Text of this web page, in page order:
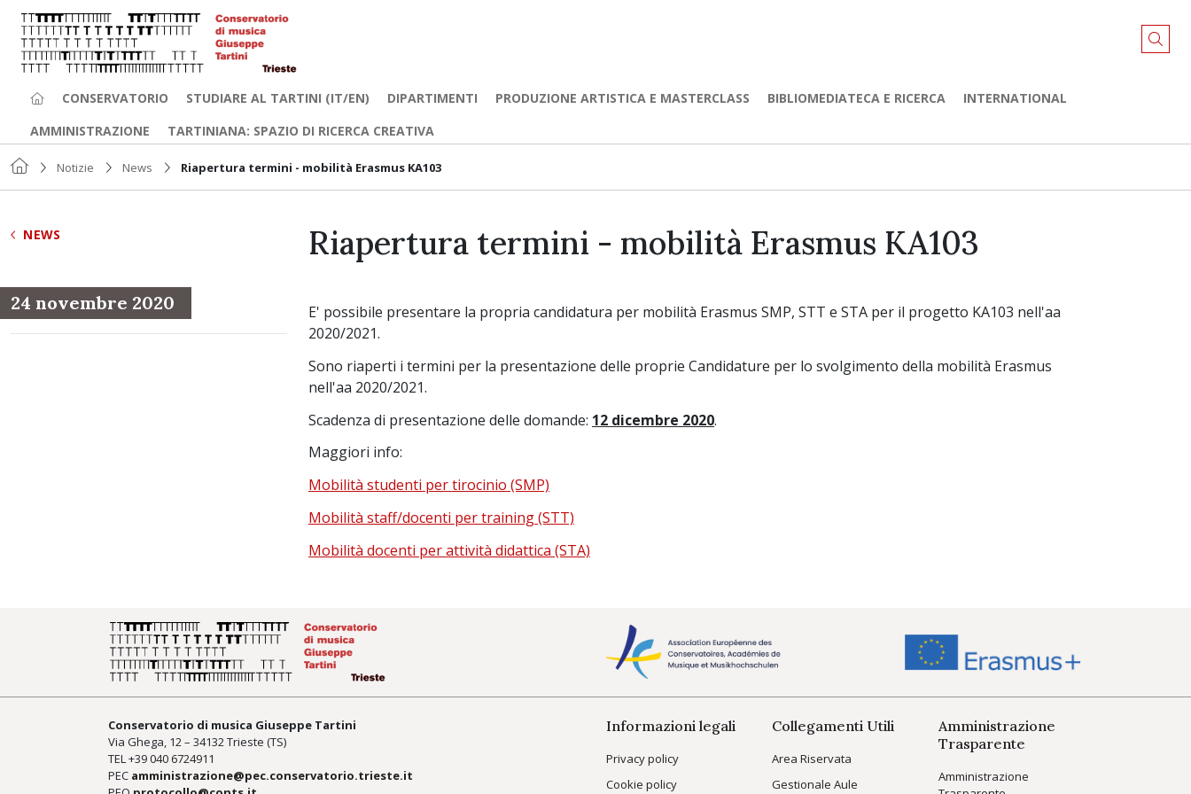
CONSERVATORIO STUDIARE AL TARTINI (IT/EN) DIPARTIMENTI PRODUZIONE ARTISTICA E MASTERCLASS BIBLIOMEDIATECA E RICERCA
INTERNATIONAL
AMMINISTRAZIONE
TARTINIANA: SPAZIO DI RICERCA CREATIVA
Notizie News Riapertura termini - mobilità Erasmus KA103
NEWS
24 novembre 2020
Riapertura termini - mobilità Erasmus KA103
E' possibile presentare la propria candidatura per mobilità Erasmus SMP, STT e STA per il progetto KA103 nell'aa
2020/2021.
Sono riaperti i termini per la presentazione delle proprie Candidature per lo svolgimento della mobilità Erasmus
nell'aa 2020/2021.
Scadenza di presentazione delle domande: 12 dicembre 2020.
Maggiori info:
Mobilità studenti per tirocinio (SMP)
Mobilità staff/docenti per training (STT)
Mobilità docenti per attività didattica (STA)
Conservatorio di musica Giuseppe Tartini
Via Ghega, 12 – 34132 Trieste (TS)
TEL +39040 6724911
PEC amministrazione@pec.conservatorio.trieste.it
Informazioni legali
Privacy policy
Cookie policy
Collegamenti Utili
Area Riservata
Gestionale Aule
Amministrazione
Trasparente
Amministrazione